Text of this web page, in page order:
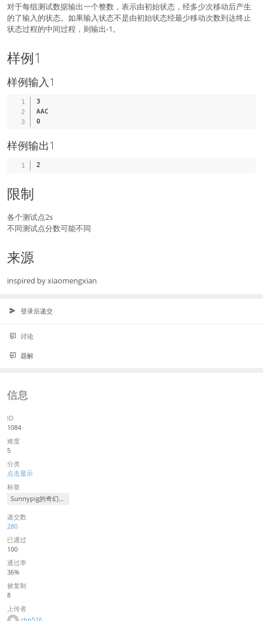
对于每组测试数据输出一个整数，表示由初始状态，经多少次移动后产生
的了输入的状态。如果输入状态不是由初始状态经最少移动次数到达终止
状态过程的中间过程，则输出-1。
样例1
样例输入1
3
AAC
样例输出1
限制
各个测试点2s
不同测试点分数可能不同
来源
inspired by xiaomengxian
登录后递交
讨论
题解
信息
ID
1084
难度
5
分类
点击显示
标签
Sunnypig的奇幻之旅
递交数
280
已通过
100
通过率
36%
被复制
8
上传者